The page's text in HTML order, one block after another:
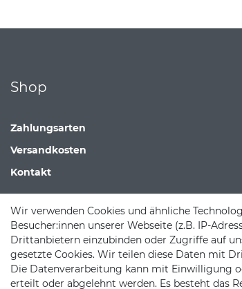
Shop
Zahlungsarten
Versandkosten
Kontakt
Wir verwenden Cookies und ähnliche
Besucher:innen unserer Webseite (z.B. IP-
Drittanbietern einzubinden oder Zugriffe auf
gesetzte Cookies. Wir teilen diese Daten mit
Die Datenverarbeitung kann mit Einwilligung
erteilt oder abgelehnt werden. Es besteht das